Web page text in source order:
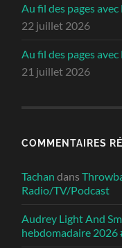
Au fil des pages avec
22 juillet 2026
Au fil des pages
21 juillet 2026
COMMENTAIRES
Tachan dans
Radio/TV/Podcast
Audrey Light And
hebdomadaire 2026